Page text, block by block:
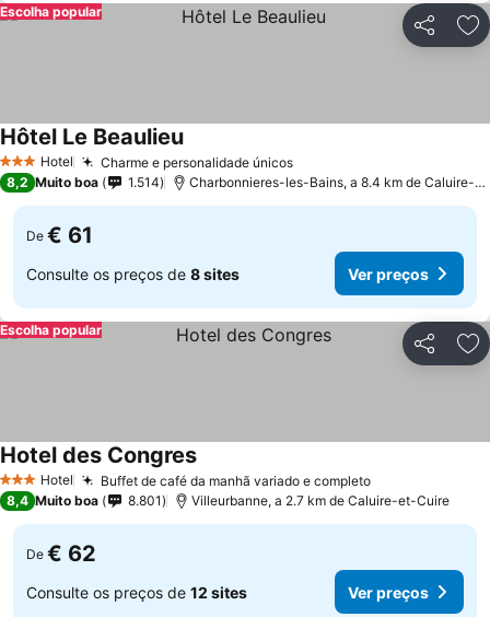
Partilhar
Escolha popular
3 EstrelasHotel Charme e personalidade únicos
Hôtel Le Beaulieu
8,2 Muito boa 1.514 Charbonnieres-les-Bains, a 8.4 km de Caluire-et-Cuire
De € 61
Consulte os preços de 8 sites Ver preços
Partilhar
Escolha popular
3 EstrelasHotel Buffet de café da manhã variado e completo
Hotel des Congres
8,4 Muito boa 8.801 Villeurbanne, a 2.7 km de Caluire-et-Cuire
De € 62
Consulte os preços de 12 sites Ver preços